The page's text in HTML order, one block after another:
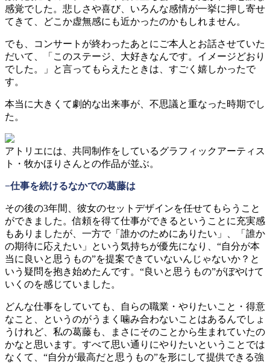
感覚でした。悲しさや喜び、いろんな感情が一挙に押し寄せ
てきて、どこか虚無感にも近かったのかもしれません。
でも、コンサートが終わったあとにご本人とお話させていた
だいて、「このステージ、大好きなんです。イメージどおり
でした。」と言ってもらえたときは、すごく嬉しかったで
す。
本当に大きくて劇的な出来事が、不思議と重なった時期でし
た。
アトリエには、共同制作をしているグラフィックアーティス
ト・牧かほりさんとの作品が並ぶ。
−仕事を続けるなかでの葛藤は
その後の3年間、彼女のセットデザインを任せてもらうこと
ができました。信頼を得て仕事ができるということに充実感
もありましたが、一方で「誰かのためにありたい」、「誰か
の期待に応えたい」という気持ちが優先になり、“自分が本
当に良いと思うもの”を提案できていないんじゃないか？と
いう疑問を抱き始めたんです。“良いと思うもの”がぼやけて
いくのを感じていました。
どんな仕事をしていても、自らの職業・やりたいこと・得意
なこと、というのがうまく噛み合わないことはあるんでしょ
うけれど、私の葛藤も、まさにそのことから生まれていたの
かなと思います。すべて思い通りにやりたいということでは
なくて、“自分が最高だと思うもの”を形にして提供できる強